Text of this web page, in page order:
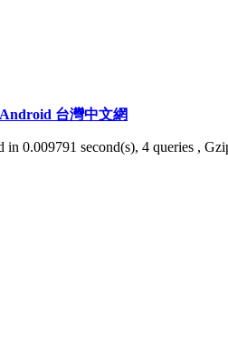
Android 台灣中文網
in 0.009791 second(s), 4 queries ,